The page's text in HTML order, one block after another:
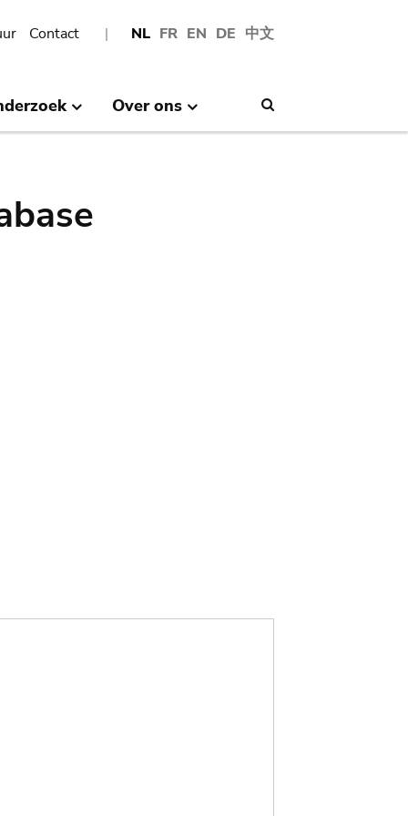
NL FR EN DE 中文
Contact
Over ons